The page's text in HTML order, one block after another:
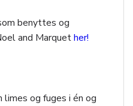
benyttes og
and Marquether!
limes og fuges i én og